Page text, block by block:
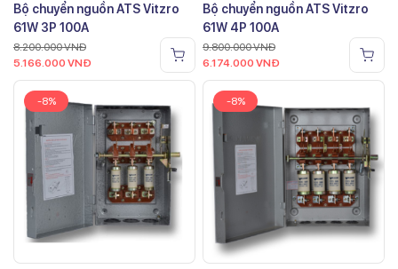
Bộ chuyển nguồn ATS Vitzro
61W 3P 100A
8.200.000VNĐ
5.166.000 VNĐ
Bộ chuyển nguồn ATS Vitzro
61W 4P 100A
9.800.000VNĐ
6.174.000 VNĐ
-8% -8%